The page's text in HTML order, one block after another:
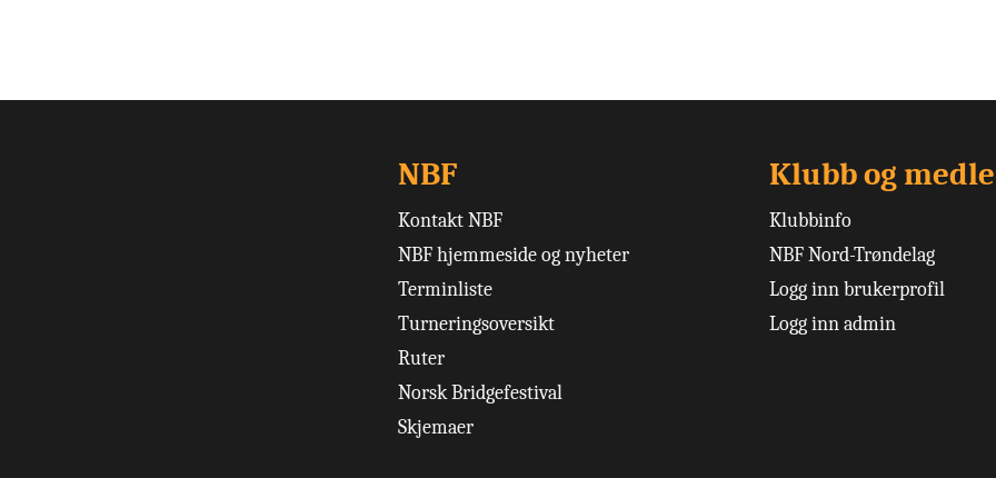
NBF
Kontakt NBF
NBF hjemmeside og nyheter
Terminliste
Turneringsoversikt
Ruter
Norsk Bridgefestival
Skjemaer
Klubb og
Klubbinfo
NBF Nord-Trøndelag
Logg inn brukerprofil
Logg inn admin